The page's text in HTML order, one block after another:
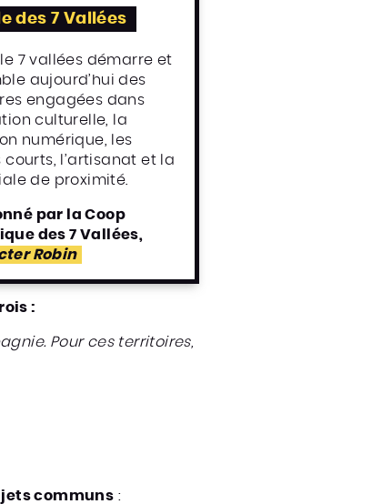
des 7 Vallées
7 vallées démarre et
aujourd’hui des
engagées dans
culturelle, la
numérique, les
courts, l’artisanat et la
de proximité.
par la Coop
des 7 Vallées,
Robin
:
Pour ces territoires,
communs :